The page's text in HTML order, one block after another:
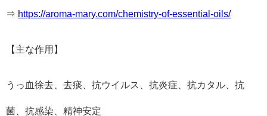
⇒ https://aroma-mary.com/chemistry-of-essential-oils/
【主な作用】
うっ血徐去、去痰、抗ウイルス、抗炎症、抗カタル、抗
菌、抗感染、精神安定